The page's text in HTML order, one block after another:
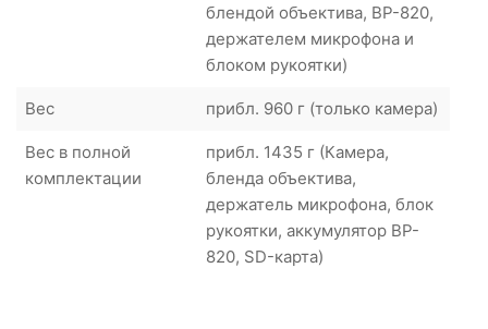
блендой объектива, BP-820,
держателем микрофона и
блоком рукоятки)
Вес прибл. 960 г (только камера)
Вес в полной
комплектации
прибл. 1435 г (Камера,
бленда объектива,
держатель микрофона, блок
рукоятки, аккумулятор BP-
820, SD-карта)